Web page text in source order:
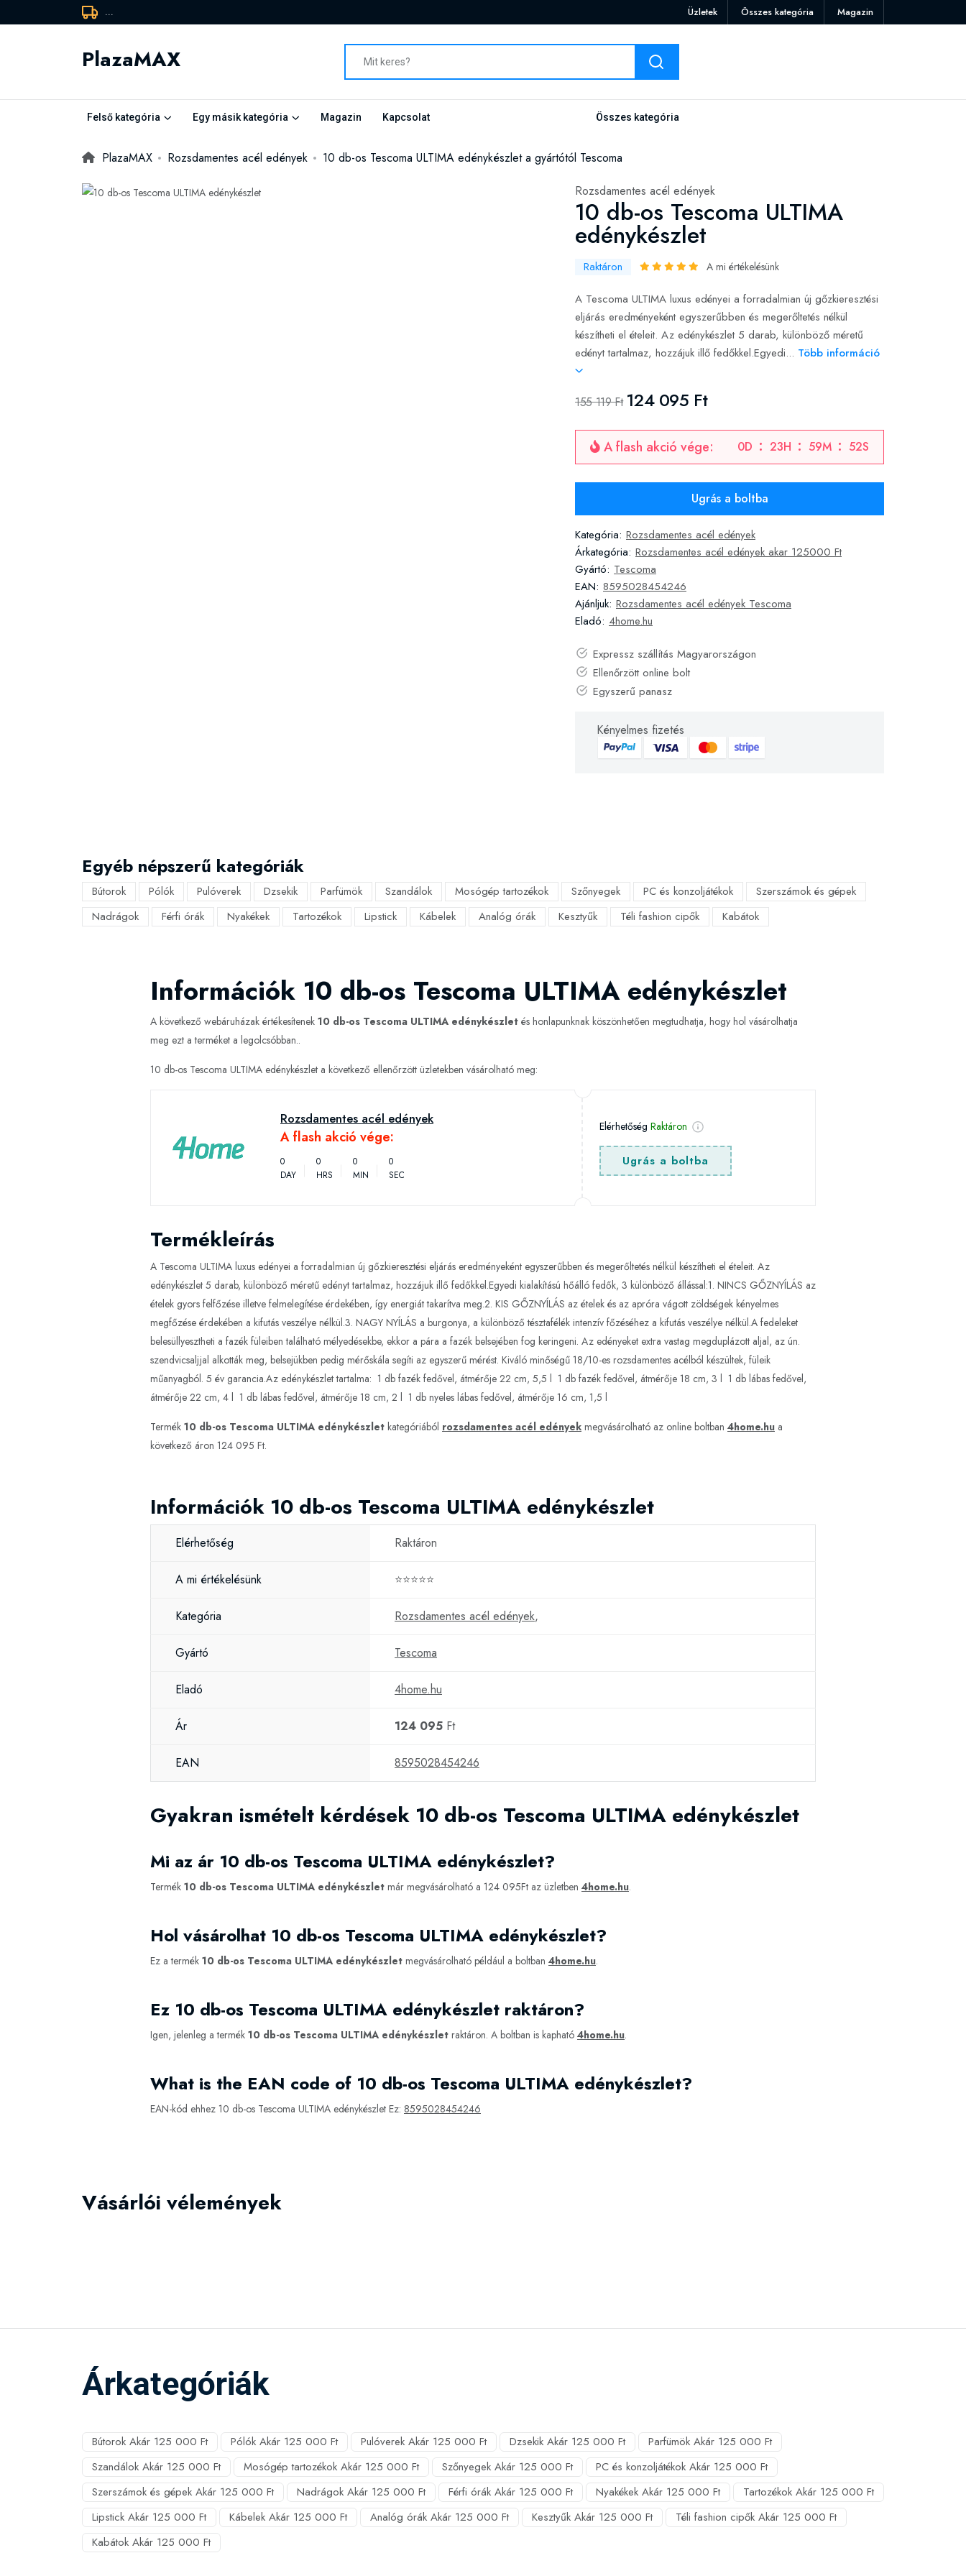
... Üzletek Összes kategória Magazin
PlazaMAX
Felső kategória Egy másik kategória Magazin Kapcsolat Összes kategória
PlazaMAX Rozsdamentes acél edények
10 db-os Tescoma ULTIMA edénykészlet a gyártótól Tescoma
Rozsdamentes acél edények
10 db-os Tescoma ULTIMA
edénykészlet
Raktáron A mi értékelésünk
A Tescoma ULTIMA luxus edényei a forradalmian új gőzkieresztési
eljárás eredményeként egyszerűbben és megerőltetés nélkül
készítheti el ételeit. Az edénykészlet 5 darab, különböző méretű
edényt tartalmaz, hozzájuk illő fedőkkel.Egyedi... Több információ
155 119 Ft 124 095 Ft
A flash akció vége: 0D 23H 59M 51S
Ugrás a boltba
Kategória: Rozsdamentes acél edények
Árkategória: Rozsdamentes acél edények akar 125000 Ft
Gyártó: Tescoma
EAN: 8595028454246
Ajánljuk: Rozsdamentes acél edények Tescoma
Eladó: 4home.hu
Expressz szállítás Magyarországon
Ellenőrzött online bolt
Egyszerű panasz
Kényelmes fizetés
Egyéb népszerű kategóriák
Bútorok Pólók Pulóverek Dzsekik Parfümök Szandálok Mosógép tartozékok Szőnyegek PC és konzoljátékok
Szerszámok és gépek
Nadrágok
Férfi órák Nyakékek Tartozékok Lipstick Kábelek Analóg órák Kesztyűk Téli fashion cipők Kabátok
Információk 10 db-os Tescoma ULTIMA edénykészlet
A következő webáruházak értékesítenek 10 db-os Tescoma ULTIMA edénykészlet és honlapunknak köszönhetően megtudhatja, hogy hol vásárolhatja
meg ezt a terméket a legolcsóbban..
10 db-os Tescoma ULTIMA edénykészlet a következő ellenőrzött üzletekben vásárolható meg:
Rozsdamentes acél edények
A flash akció vége:
0
DAY
0
HRS
0
MIN
0
SEC
ElérhetőségRaktáron
Ugrás a boltba
Termékleírás
A Tescoma ULTIMA luxus edényei a forradalmian új gőzkieresztési eljárás eredményeként egyszerűbben és megerőltetés nélkül készítheti el ételeit. Az
edénykészlet 5 darab, különböző méretű edényt tartalmaz, hozzájuk illő fedőkkel.Egyedi kialakítású hőálló fedők, 3 különböző állással:1. NINCS GŐZNYÍLÁS az
ételek gyors felfőzése illetve felmelegítése érdekében, így energiát takarítva meg.2. KIS GŐZNYÍLÁS az ételek és az apróra vágott zöldségek kényelmes
megfőzése érdekében a kifutás veszélye nélkül.3. NAGY NYÍLÁS a burgonya, a különböző tésztafélék intenzív főzéséhez a kifutás veszélye nélkül.A fedeleket
belesüllyesztheti a fazék füleiben található mélyedésekbe, ekkor a pára a fazék belsejében fog keringeni. Az edényeket extra vastag megduplázott aljal, az ún.
szendvicsaljjal alkották meg, belsejükben pedig mérőskála segíti az egyszerű mérést. Kiváló minőségű 18/10-es rozsdamentes acélból készültek, füleik
műanyagból. 5 év garancia.Az edénykészlet tartalma: 1 db fazék fedővel, átmérője 22 cm, 5,5 l 1 db fazék fedővel, átmérője 18 cm, 3 l 1 db lábas fedővel,
átmérője 22 cm, 4 l 1 db lábas fedővel, átmérője 18 cm, 2 l 1 db nyeles lábas fedővel, átmérője 16 cm, 1,5 l
Termék 10 db-os Tescoma ULTIMA edénykészlet kategóriából rozsdamentes acél edények megvásárolható az online boltban 4home.hu a
következő áron 124 095 Ft.
Információk 10 db-os Tescoma ULTIMA edénykészlet
Elérhetőség Raktáron
A mi értékelésünk ⭐⭐⭐⭐⭐
Kategória Rozsdamentes acél edények,
Gyártó Tescoma
Eladó 4home.hu
Ár 124 095 Ft
EAN 8595028454246
Gyakran ismételt kérdések 10 db-os Tescoma ULTIMA edénykészlet
Mi az ár 10 db-os Tescoma ULTIMA edénykészlet?
Termék 10 db-os Tescoma ULTIMA edénykészlet már megvásárolható a 124 095Ft az üzletben 4home.hu.
Hol vásárolhat 10 db-os Tescoma ULTIMA edénykészlet?
Ez a termék 10 db-os Tescoma ULTIMA edénykészlet megvásárolható például a boltban 4home.hu.
Ez 10 db-os Tescoma ULTIMA edénykészlet raktáron?
Igen, jelenleg a termék 10 db-os Tescoma ULTIMA edénykészlet raktáron. A boltban is kapható 4home.hu.
What is the EAN code of 10 db-os Tescoma ULTIMA edénykészlet?
EAN-kód ehhez 10 db-os Tescoma ULTIMA edénykészlet Ez: 8595028454246
Vásárlói vélemények
Árkategóriák
Bútorok Akár 125 000 Ft Pólók Akár 125 000 Ft Pulóverek Akár 125 000 Ft Dzsekik Akár 125 000 Ft
Parfümök Akár 125 000 Ft
Szandálok Akár 125 000 Ft
Mosógép tartozékok Akár 125 000 Ft Szőnyegek Akár 125 000 Ft
PC és konzoljátékok Akár 125 000 Ft
Szerszámok és gépek Akár 125 000 Ft
Nadrágok Akár 125 000 Ft Férfi órák Akár 125 000 Ft Nyakékek Akár 125 000 Ft
Tartozékok Akár 125 000 Ft
Lipstick Akár 125 000 Ft
Kábelek Akár 125 000 Ft Analóg órák Akár 125 000 Ft Kesztyűk Akár 125 000 Ft
Téli fashion cipők Akár 125 000 Ft
Kabátok Akár 125 000 Ft